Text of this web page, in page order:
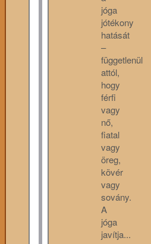
jóga
jótékony
hatását
–
függetlenül
attól,
hogy
férfi
vagy
nő,
fiatal
vagy
öreg,
kövér
vagy
sovány.
A
jóga
javítja...